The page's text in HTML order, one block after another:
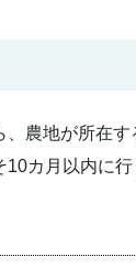
、農地が所在
カ月以内に行